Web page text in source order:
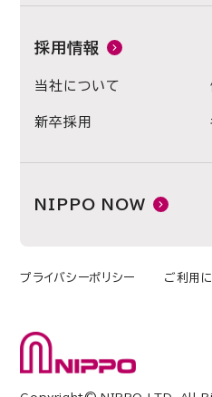
採用情報
当社について
新卒採用
NIPPO NOW
プライバシーポリシー ご利用